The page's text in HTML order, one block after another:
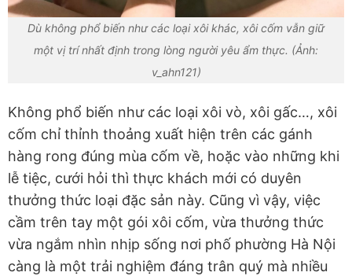
Dù không phổ biến như các loại xôi khác, xôi cốm vẫn giữ
một vị trí nhất định trong lòng người yêu ẩm thực. (Ảnh:
v_ahn121)
Không phổ biến như các loại xôi vò, xôi gấc…, xôi
cốm chỉ thỉnh thoảng xuất hiện trên các gánh
hàng rong đúng mùa cốm về, hoặc vào những khi
lễ tiệc, cưới hỏi thì thực khách mới có duyên
thưởng thức loại đặc sản này. Cũng vì vậy, việc
cầm trên tay một gói xôi cốm, vừa thưởng thức
vừa ngắm nhìn nhịp sống nơi phố phường Hà Nội
càng là một trải nghiệm đáng trân quý mà nhiều